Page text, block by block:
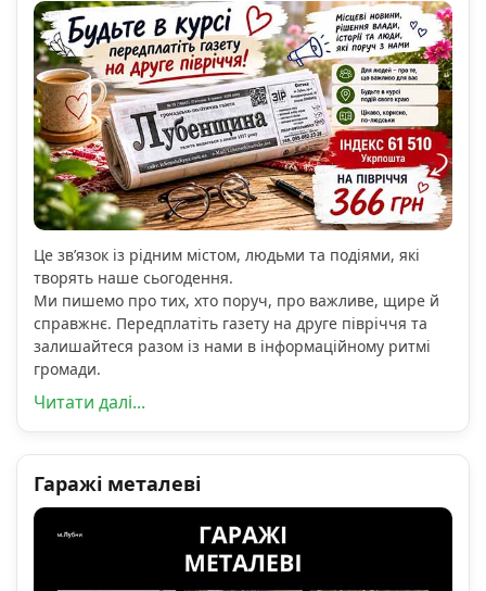
Це зв’язок із рідним містом, людьми та подіями, які
творять наше сьогодення.
Ми пишемо про тих, хто поруч, про важливе, щире й
справжнє. Передплатіть газету на друге півріччя та
залишайтеся разом із нами в інформаційному ритмі
громади.
Читати далі...
Гаражі металеві